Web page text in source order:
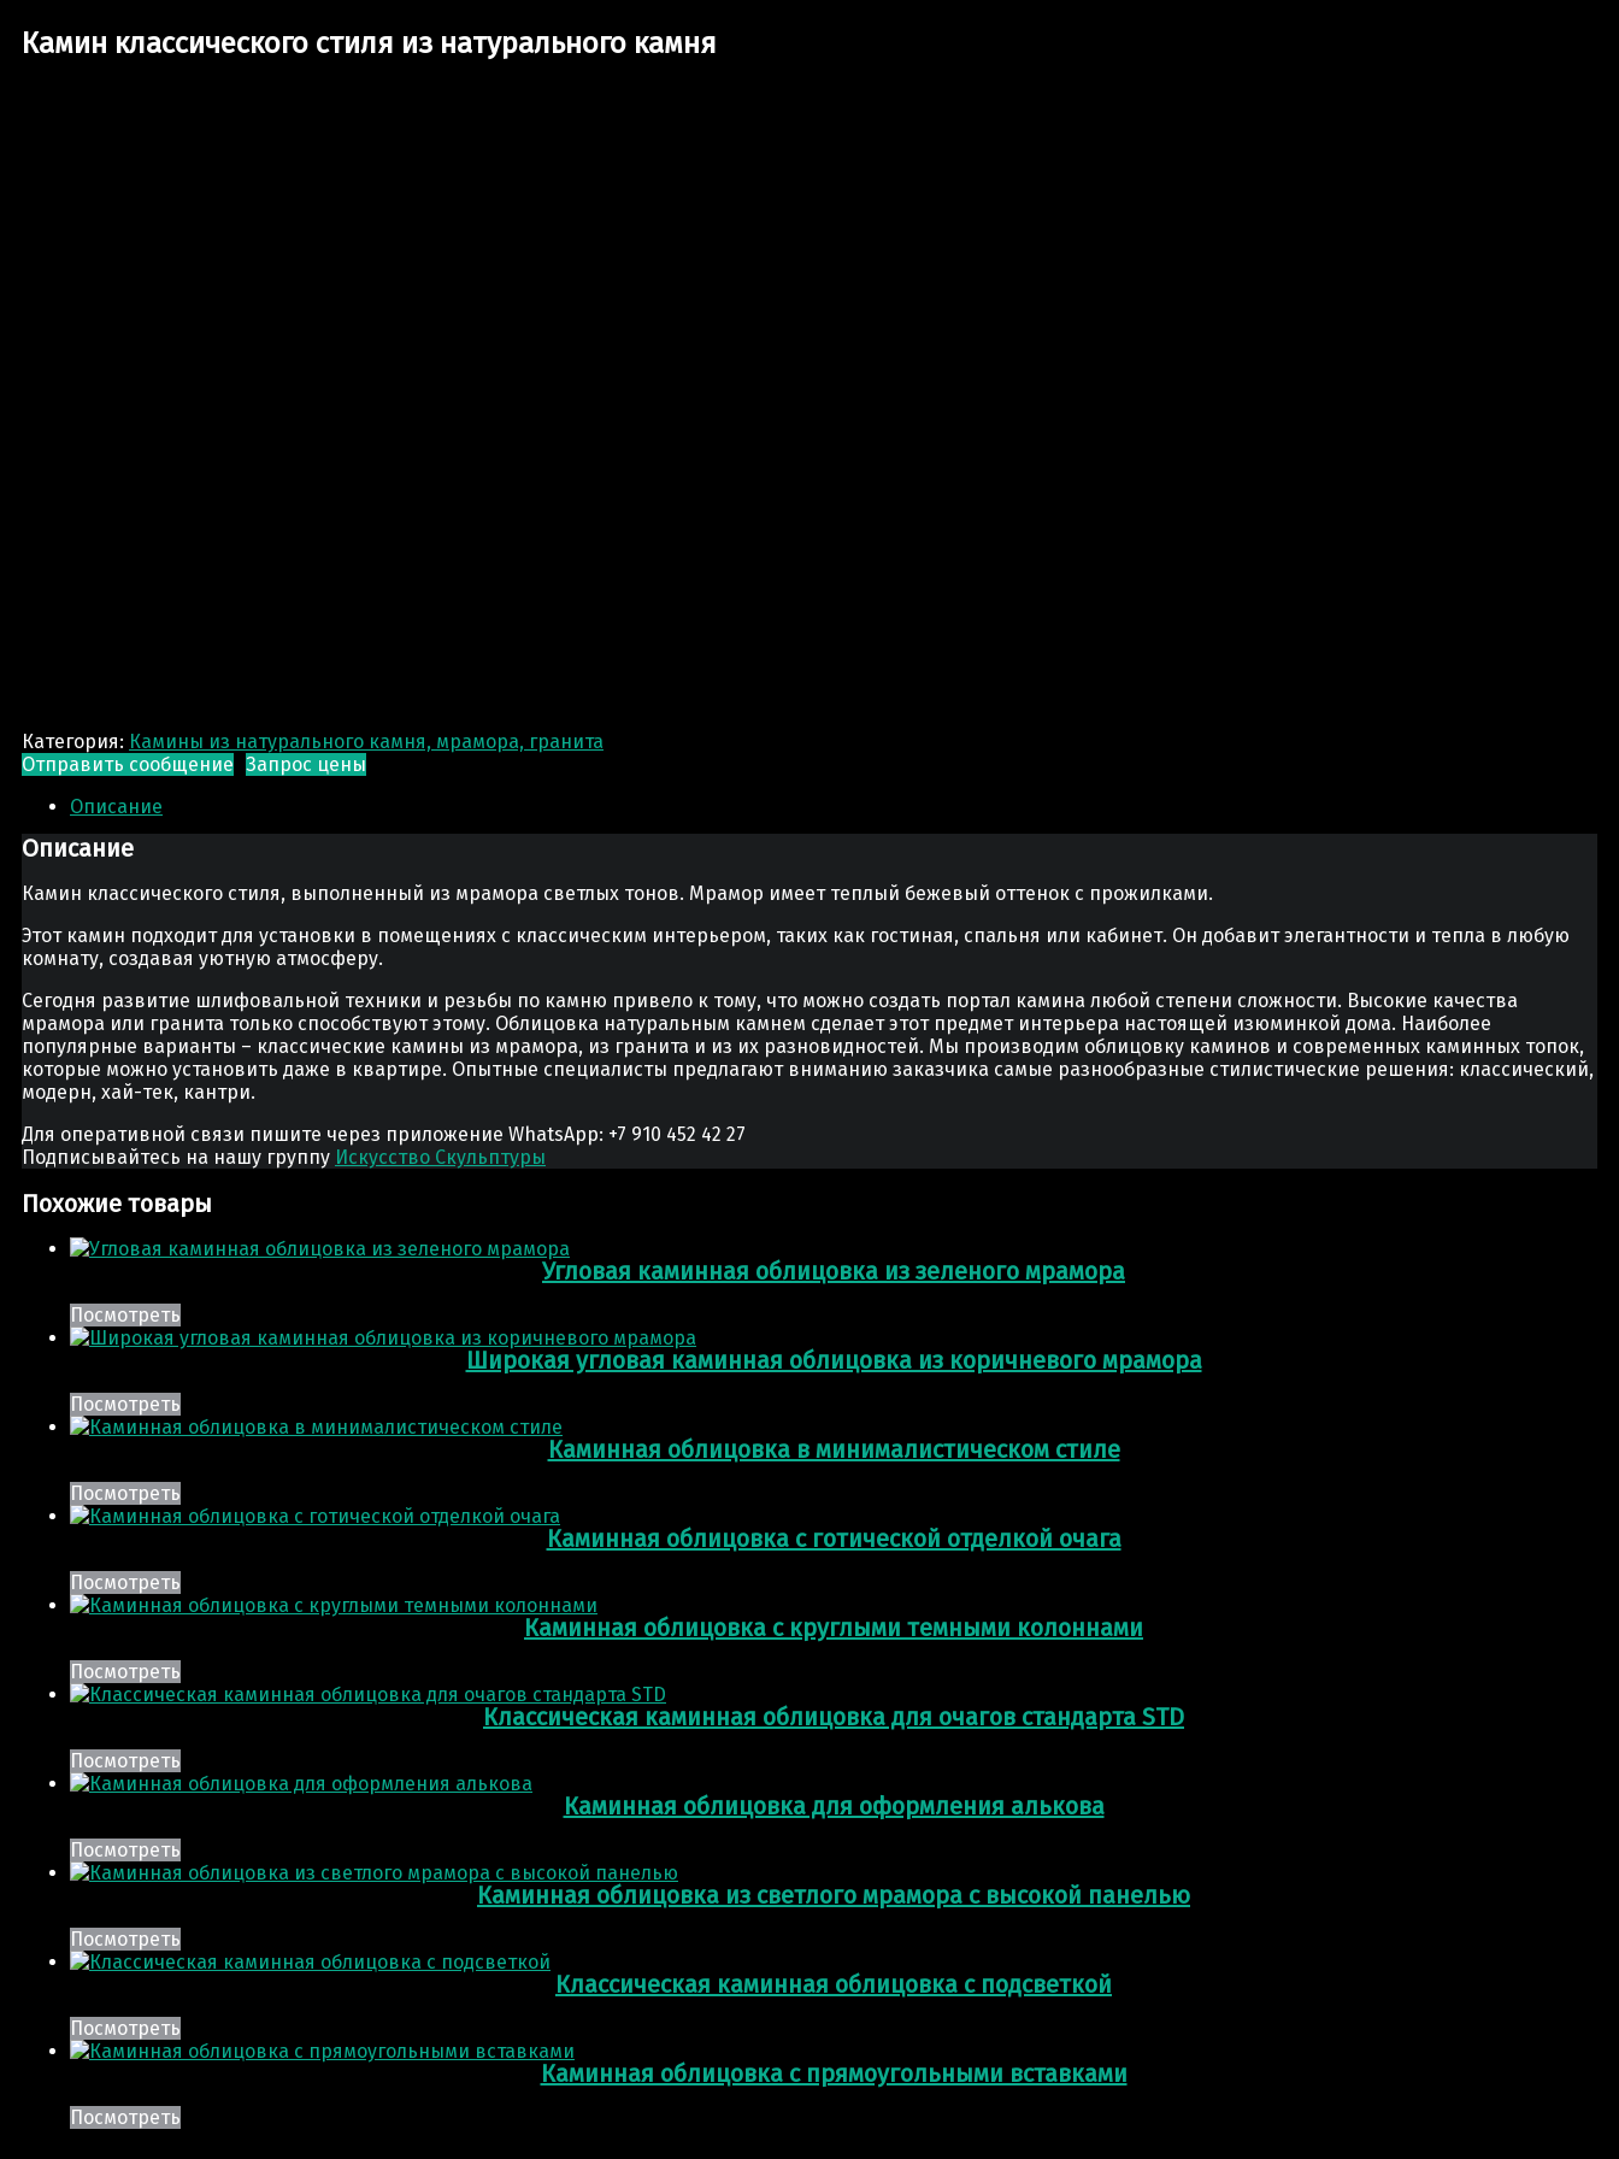
Камин классического стиля из натурального камня
Категория: Камины из натурального камня, мрамора, гранита
Отправить сообщение Запрос цены
Описание
Описание
Камин классического стиля, выполненный из мрамора светлых тонов. Мрамор имеет теплый бежевый оттенок с прожилками.
Этот камин подходит для установки в помещениях с классическим интерьером, таких как гостиная, спальня или кабинет. Он добавит элегантности и тепла в любую
комнату, создавая уютную атмосферу.
Сегодня развитие шлифовальной техники и резьбы по камню привело к тому, что можно создать портал камина любой степени сложности. Высокие качества
мрамора или гранита только способствуют этому. Облицовка натуральным камнем сделает этот предмет интерьера настоящей изюминкой дома. Наиболее
популярные варианты – классические камины из мрамора, из гранита и из их разновидностей. Мы производим облицовку каминов и современных каминных топок,
которые можно установить даже в квартире. Опытные специалисты предлагают вниманию заказчика самые разнообразные стилистические решения: классический,
модерн, хай-тек, кантри.
Для оперативной связи пишите через приложение WhatsApp: +7 910 452 42 27
Подписывайтесь на нашу группу Искусство Скульптуры
Похожие товары
Угловая каминная облицовка из зеленого мрамора
Посмотреть
Широкая угловая каминная облицовка из коричневого мрамора
Посмотреть
Каминная облицовка в минималистическом стиле
Посмотреть
Каминная облицовка с готической отделкой очага
Посмотреть
Каминная облицовка с круглыми темными колоннами
Посмотреть
Классическая каминная облицовка для очагов стандарта STD
Посмотреть
Каминная облицовка для оформления алькова
Посмотреть
Каминная облицовка из светлого мрамора с высокой панелью
Посмотреть
Классическая каминная облицовка с подсветкой
Посмотреть
Каминная облицовка с прямоугольными вставками
Посмотреть